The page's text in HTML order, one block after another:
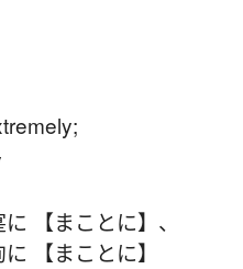
に 【まことに】 、
に 【まことに】